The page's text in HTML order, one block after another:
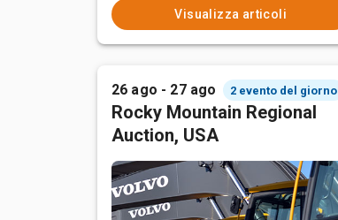
Visualizza articoli
26 ago - 27 ago 2 evento del giorno
Rocky Mountain Regional
Auction, USA